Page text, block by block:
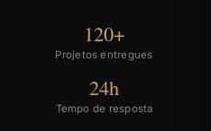
120+
Projetos entregues
24h
Tempo de resposta